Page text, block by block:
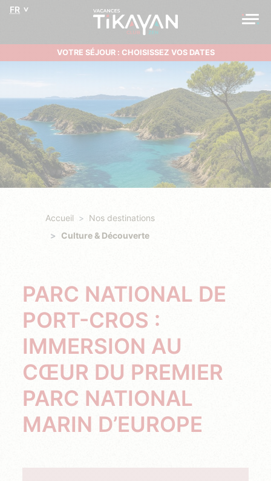
FR
VOTRE SÉJOUR : CHOISISSEZ VOS DATES
Accueil
Nos destinations
Culture & Découverte
PARC NATIONAL DE
PORT-CROS :
IMMERSION AU
CŒUR DU PREMIER
PARC NATIONAL
MARIN D’EUROPE